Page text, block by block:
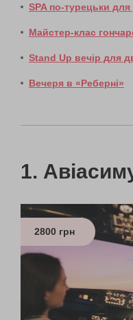
SPA по-турецьки
Майстер-клас
Stand Up вечір для
Вечеря в «Реберні»
2800 грн